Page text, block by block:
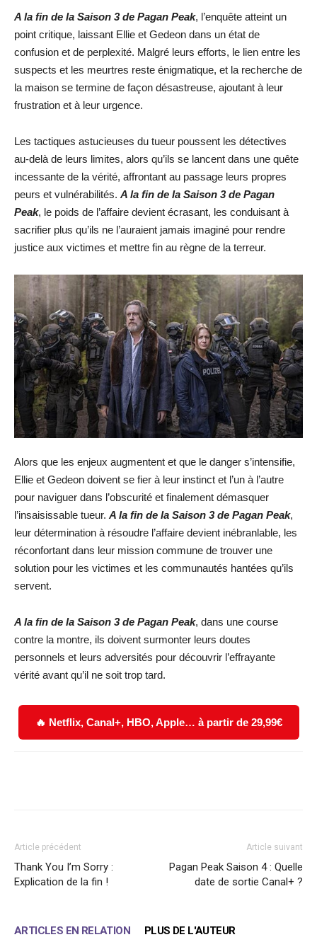
A la fin de la Saison 3 de Pagan Peak, l’enquête atteint un
point critique, laissant Ellie et Gedeon dans un état de
confusion et de perplexité. Malgré leurs efforts, le lien entre les
suspects et les meurtres reste énigmatique, et la recherche de
la maison se termine de façon désastreuse, ajoutant à leur
frustration et à leur urgence.
Les tactiques astucieuses du tueur poussent les détectives
au-delà de leurs limites, alors qu’ils se lancent dans une quête
incessante de la vérité, affrontant au passage leurs propres
peurs et vulnérabilités. A la fin de la Saison 3 de Pagan
Peak, le poids de l’affaire devient écrasant, les conduisant à
sacrifier plus qu’ils ne l’auraient jamais imaginé pour rendre
justice aux victimes et mettre fin au règne de la terreur.
Alors que les enjeux augmentent et que le danger s’intensifie,
Ellie et Gedeon doivent se fier à leur instinct et l’un à l’autre
pour naviguer dans l’obscurité et finalement démasquer
l’insaisissable tueur. A la fin de la Saison 3 de Pagan Peak,
leur détermination à résoudre l’affaire devient inébranlable, les
réconfortant dans leur mission commune de trouver une
solution pour les victimes et les communautés hantées qu’ils
servent.
A la fin de la Saison 3 de Pagan Peak, dans une course
contre la montre, ils doivent surmonter leurs doutes
personnels et leurs adversités pour découvrir l’effrayante
vérité avant qu’il ne soit trop tard.
🔥 Netflix, Canal+, HBO, Apple… à partir de 29,99€
Article précédent
Thank You I’m Sorry :
Explication de la fin !
Article suivant
Pagan Peak Saison 4 : Quelle
date de sortie Canal+ ?
ARTICLES EN RELATION PLUS DE L'AUTEUR